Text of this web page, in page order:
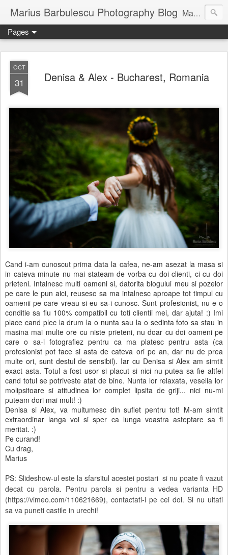
Marius Barbulescu Photography Blog Marius Barbulescu Photography Blog
Pages
OCT
31 Denisa & Alex - Bucharest, Romania
Cand i-am cunoscut prima data la cafea, ne-am asezat la masa si
in cateva minute nu mai stateam de vorba cu doi clienti, ci cu doi
prieteni. Intalnesc multi oameni si, datorita blogului meu si pozelor
pe care le pun aici, reusesc sa ma intalnesc aproape tot timpul cu
oamenii pe care vreau si eu sa-i cunosc. Sunt profesionist, nu e o
conditie sa fiu 100% compatibil cu toti clientii mei, dar ajuta! :) Imi
place cand plec la drum la o nunta sau la o sedinta foto sa stau in
masina mai multe ore cu niste prieteni, nu doar cu doi oameni pe
care o sa-i fotografiez pentru ca ma platesc pentru asta (ca
profesionist pot face si asta de cateva ori pe an, dar nu de prea
multe ori, sunt destul de sensibil). Iar cu Denisa si Alex am simtit
exact asta. Totul a fost usor si placut si nici nu putea sa fie altfel
cand totul se potriveste atat de bine. Nunta lor relaxata, veselia lor
molipsitoare si atitudinea lor complet lipsita de griji... nici nu-mi
puteam dori mai mult! :)
Denisa si Alex, va multumesc din suflet pentru tot! M-am simtit
extraordinar langa voi si sper ca lunga voastra asteptare sa fi
meritat. :)
Pe curand!
Cu drag,
Marius
PS: Slideshow-ul este la sfarsitul acestei postari si nu poate fi vazut
decat cu parola. Pentru parola si pentru a vedea varianta HD
(https://vimeo.com/110621669), contactati-i pe cei doi. Si nu uitati
sa va puneti castile in urechi!